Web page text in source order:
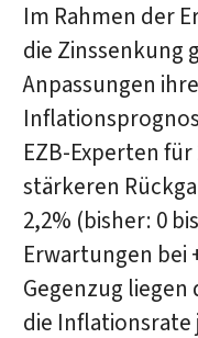
Im Rahmen der
die Zinssenkung
Anpassungen
EZB-Experten
stärkeren
2,2% (bisher: 0
Erwartungen bei
Gegenzug liegen
die Inflationsrate